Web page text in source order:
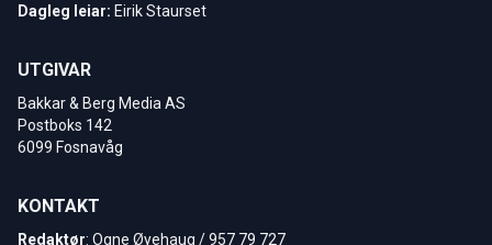
Dagleg leiar: Eirik Staurset
UTGIVAR
Bakkar & Berg Media AS
Postboks 142
6099 Fosnavåg
KONTAKT
Redaktør: Ogne Øyehaug / 957 79 727